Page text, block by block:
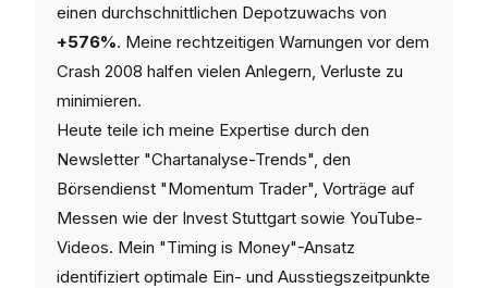
einen durchschnittlichen Depotzuwachs von
+576%. Meine rechtzeitigen Warnungen vor dem
Crash 2008 halfen vielen Anlegern, Verluste zu
minimieren.
Heute teile ich meine Expertise durch den
Newsletter "Chartanalyse-Trends", den
Börsendienst "Momentum Trader", Vorträge auf
Messen wie der Invest Stuttgart sowie YouTube-
Videos. Mein "Timing is Money"-Ansatz
identifiziert optimale Ein- und Ausstiegszeitpunkte